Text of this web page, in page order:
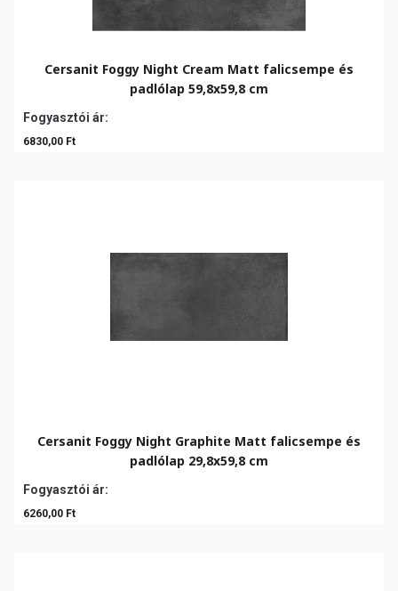
Cersanit Foggy Night Cream Matt falicsempe és
padlólap 59,8x59,8 cm
Fogyasztói ár:
6830,00 Ft
Cersanit Foggy Night Graphite Matt falicsempe és
padlólap 29,8x59,8 cm
Fogyasztói ár:
6260,00 Ft